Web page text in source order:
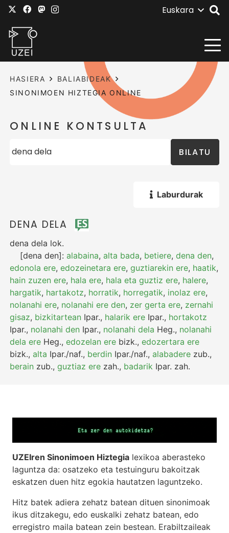
Euskara
HASIERA
BALIABIDEAK
SINONIMOEN HIZTEGIA ONLINE
ONLINE KONTSULTA
BILATU
Laburdurak
DENA DELA
dena dela lok.
[dena den]:alabaina,alta bada, betiere,dena den,
edonola ere,edozeinetara ere,guztiarekin ere, haatik,
hain zuzen ere, hala ere, hala eta guztiz ere, halere,
hargatik, hartakotz, horratik, horregatik, inolaz ere,
nolanahi ere, nolanahi ere den, zer gerta ere, zernahi
gisaz, bizkitartean Ipar., halarik ere Ipar., hortakotz
Ipar., nolanahi den Ipar., nolanahi dela Heg., nolanahi
dela ere Heg.,edozelan ere bizk.,edozertara ere
bizk.,alta Ipar./naf., berdin Ipar./naf.,alabadere zub.,
berain zub.,guztiaz ere zah., badarik Ipar. zah.
UZEIren Sinonimoen Hiztegia lexikoa aberasteko
laguntza da: osatzeko eta testuinguru bakoitzak
eskatzen duen hitz egokia hautatzen laguntzeko.
Hitz batek adiera zehatz batean dituen sinonimoak
ikus ditzakegu, edo euskalki zehatz batean, edo
erregistro maila batean zein bestean. Erabiltzaileak